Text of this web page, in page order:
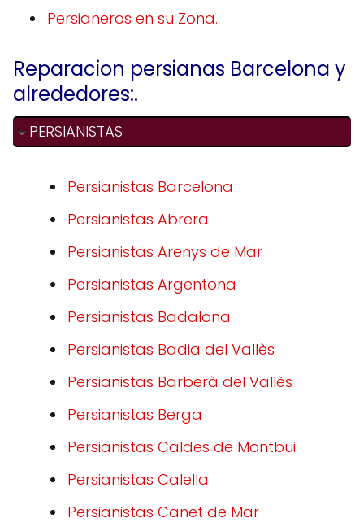
Persianeros en su Zona.
Reparacion persianas Barcelona y
alrededores:.
PERSIANISTAS
Persianistas Barcelona
Persianistas Abrera
Persianistas Arenys de Mar
Persianistas Argentona
Persianistas Badalona
Persianistas Badia del Vallès
Persianistas Barberà del Vallès
Persianistas Berga
Persianistas Caldes de Montbui
Persianistas Calella
Persianistas Canet de Mar